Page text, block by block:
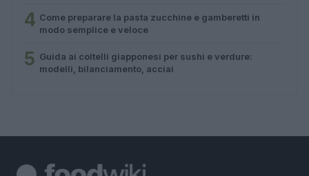
4 Come preparare la pasta zucchine e gamberetti in
modo semplice e veloce
5 Guida ai coltelli giapponesi per sushi e verdure:
modelli, bilanciamento, acciai